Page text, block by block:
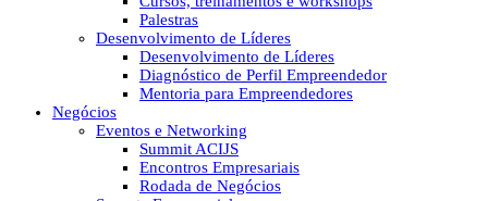
Palestras
Desenvolvimento de Líderes
Desenvolvimento de Líderes
Diagnóstico de Perfil Empreendedor
Mentoria para Empreendedores
Negócios
Eventos e Networking
Summit ACIJS
Encontros Empresariais
Rodada de Negócios